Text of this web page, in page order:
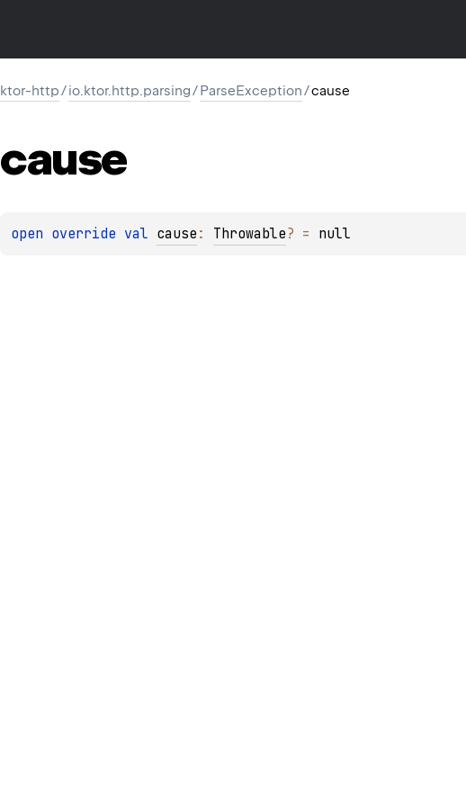
ktor-http/io.ktor.http.parsing/ParseException/cause
cause
open override val cause : Throwable? = null